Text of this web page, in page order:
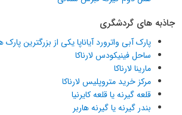
جاذبه های گردشگری
پارک آبی واترورد آیاناپا یکی از بزرگترین پارک
ساحل فینیکودس لارناکا
مارینا لارناکا
مرکز خرید متروپلیس لارناکا
قلعه گیرنه یا قلعه کایرنیا
بندر گیرنه یا گیرنه هاربر